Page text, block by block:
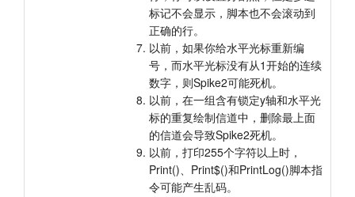
标记不会显示，脚本也不会滚动到
正确的行。
以前，如果你给水平光标重新编
号，而水平光标没有从1开始的连续
数字，则Spike2可能死机。
以前，在一组含有锁定y轴和水平光
标的重复绘制信道中，删除最上面
的信道会导致Spike2死机。
以前，打印255个字符以上时，
Print()、Print$()和PrintLog()脚本指
令可能产生乱码。